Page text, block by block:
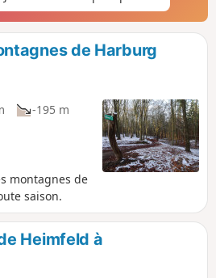
de Harburg
-195 m
montagnes de
saison.
Heimfeld à